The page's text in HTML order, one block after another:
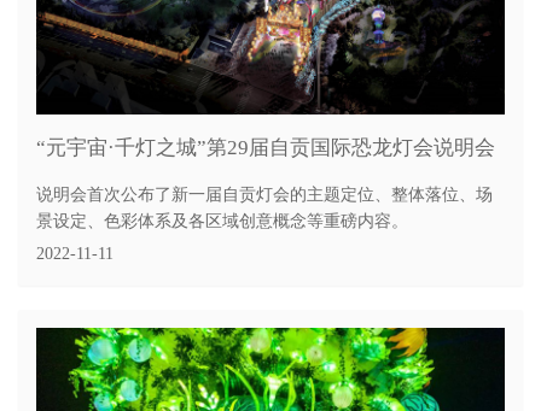
“元宇宙·千灯之城”第29届自贡国际恐龙灯会说明会
说明会首次公布了新一届自贡灯会的主题定位、整体落位、场
景设定、色彩体系及各区域创意概念等重磅内容。
2022-11-11